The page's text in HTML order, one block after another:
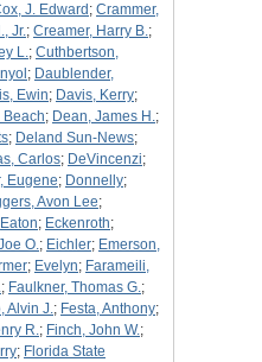
J. Edward ; Crammer,
Jr.; Creamer, Harry B.;
L.; Cuthbertson,
; Daublender,
Ewin; Davis, Kerry;
Beach; Dean, James H.;
; Deland Sun-News;
Carlos; DeVincenzi;
Eugene; Donnelly;
Avon Lee;
Eaton; Eckenroth;
O.; Eichler; Emerson,
; Evelyn; Farameili,
; Faulkner, Thomas G.;
Alvin J.; Festa, Anthony;
R.; Finch, John W.;
; Florida State